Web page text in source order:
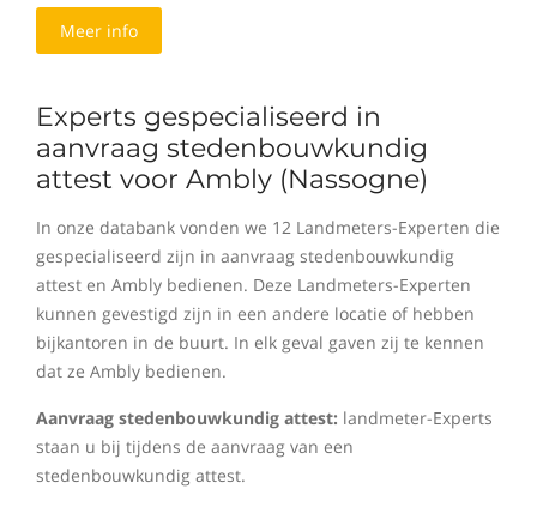
Meer info
Experts gespecialiseerd in
aanvraag stedenbouwkundig
attest voor Ambly (Nassogne)
In onze databank vonden we 12 Landmeters-Experten die
gespecialiseerd zijn in aanvraag stedenbouwkundig
attest en Ambly bedienen. Deze Landmeters-Experten
kunnen gevestigd zijn in een andere locatie of hebben
bijkantoren in de buurt. In elk geval gaven zij te kennen
dat ze Ambly bedienen.
Aanvraag stedenbouwkundig attest: landmeter-Experts
staan u bij tijdens de aanvraag van een
stedenbouwkundig attest.